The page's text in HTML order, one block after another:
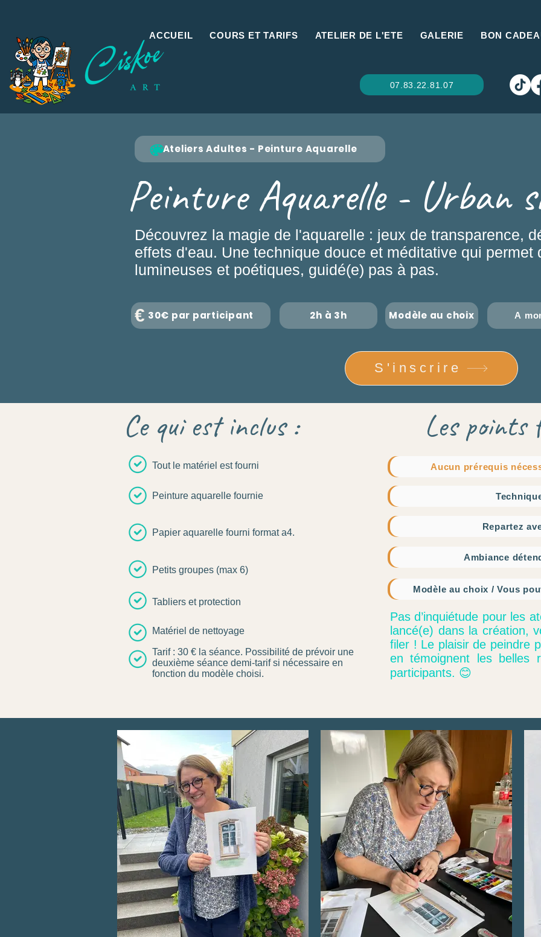
07.83.22.81.07
ACCUEIL COURS ET TARIFS ATELIER DE L'ETE GALERIE BON
Ateliers Adultes - Peinture Aquarelle
Peinture Aquarelle - Urban
Découvrez la magie de l'aquarelle : jeux de transparence,
effets d'eau. Une technique douce et méditative qui
lumineuses et poétiques, guidé(e) pas à pas.
30€ par participant
€ 2h à 3h Modèle au choix A
S'inscrire
Ce qui est inclus :
Tout le matériel est fourni
Peinture aquarelle fournie
Papier aquarelle fourni format a4.
Petits groupes (max 6)
Tabliers et protection
Matériel de nettoyage
Tarif : 30 € la séance. Possibilité de prévoir une
deuxième séance demi-tarif si nécessaire en
fonction du modèle choisi.
Les
Aucun prérequis
Repartez
Ambiance
Modèle au choix / Vous
Pas d’inquiétude pour les
lancé(e) dans la création,
filer ! Le plaisir de peindre
en témoignent les belles
participants. 😊